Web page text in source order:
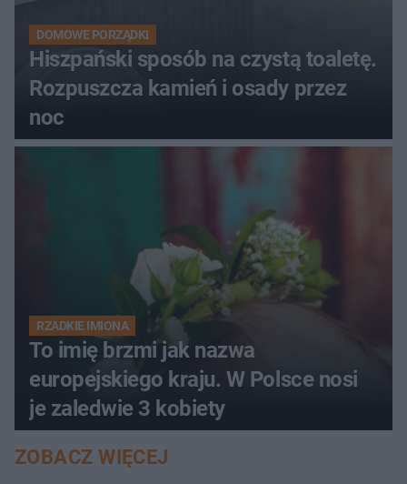
DOMOWE PORZĄDKI
Hiszpański sposób na czystą toaletę.
Rozpuszcza kamień i osady przez
noc
RZADKIE IMIONA
To imię brzmi jak nazwa
europejskiego kraju. W Polsce nosi
je zaledwie 3 kobiety
ZOBACZ WIĘCEJ